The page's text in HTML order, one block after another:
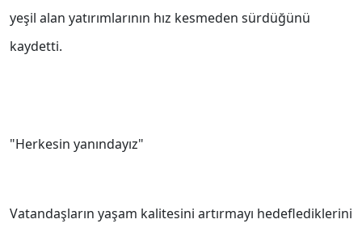
yeşil alan yatırımlarının hız kesmeden sürdüğünü
kaydetti.
"Herkesin yanındayız"
Vatandaşların yaşam kalitesini artırmayı hedeflediklerini